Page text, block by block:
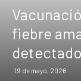
fiebre
19 de mayo, 2026